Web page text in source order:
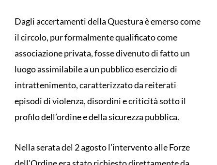
Dagli accertamenti della Questura è emerso come
il circolo, pur formalmente qualificato come
associazione privata, fosse divenuto di fatto un
luogo assimilabile a un pubblico esercizio di
intrattenimento, caratterizzato da reiterati
episodi di violenza, disordini e criticità sotto il
profilo dell’ordine e della sicurezza pubblica.
Nella serata del 2 agosto l’intervento alle Forze